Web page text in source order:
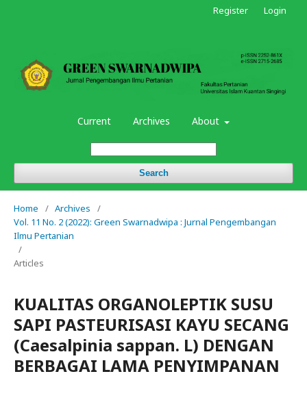
Current Archives About
Search
Register Login
Home / Archives
/
Vol. 11 No. 2 (2022): Green Swarnadwipa : Jurnal Pengembangan
Ilmu Pertanian
/
Articles
KUALITAS ORGANOLEPTIK SUSU
SAPI PASTEURISASI KAYU SECANG
(Caesalpinia sappan. L) DENGAN
BERBAGAI LAMA PENYIMPANAN